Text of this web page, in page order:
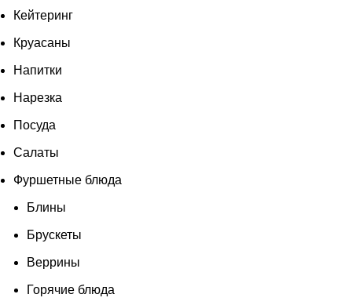
Кейтеринг
Круасаны
Напитки
Нарезка
Посуда
Салаты
Фуршетные блюда
Блины
Брускеты
Веррины
Горячие блюда